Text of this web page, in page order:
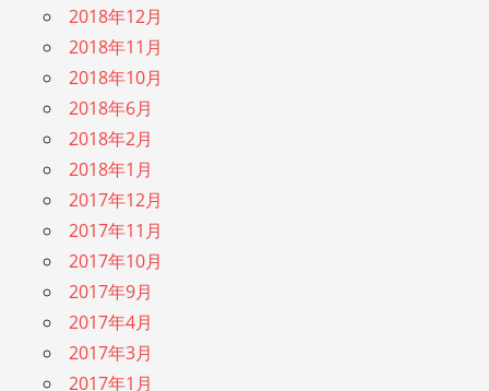
2018年12月
2018年11月
2018年10月
2018年6月
2018年2月
2018年1月
2017年12月
2017年11月
2017年10月
2017年9月
2017年4月
2017年3月
2017年1月